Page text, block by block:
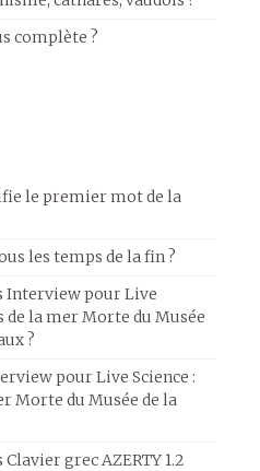
complète ?
le premier mot de la
les temps de la fin ?
Interview pour Live
de la mer Morte du Musée
?
pour Live Science :
Morte du Musée de la
Clavier grec AZERTY 1.2